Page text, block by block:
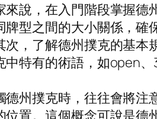
來說，在入門階段掌握
牌型之間的大小關係，確
次，了解德州撲克的基本
中特有的術語，如open
德州撲克時，往往會將